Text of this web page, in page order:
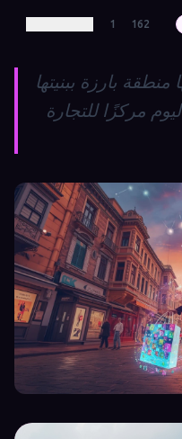
162
1
بارزة ببنيتها
مركزًا للتجارة